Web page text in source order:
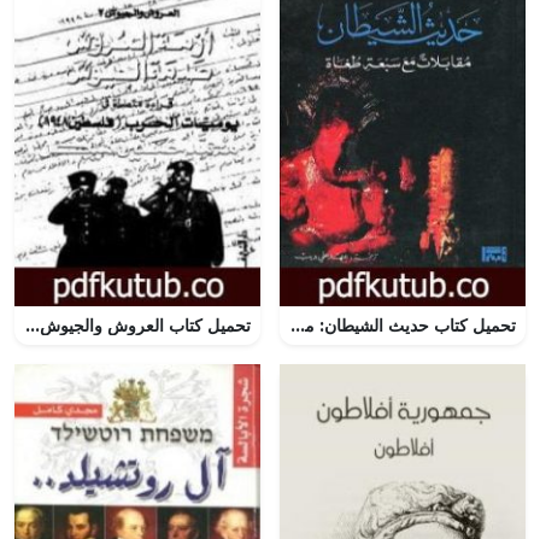
تحميل كتاب حديث الشيطان: مقابلات مع سبعة طغاة PDF تأليف ريكاردو أوريزيو مجانا [كامل] تحميل كتاب العروش والجيوش – الجزء الثاني PDF تأليف محمد حسنين هيكل مجانا [كامل]